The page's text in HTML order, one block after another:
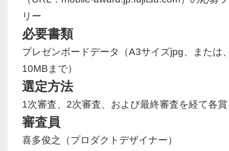
リー
必要書類
プレゼンボードデータ（A3サイズjpg、または
10MBまで）
選定方法
1次審査、2次審査、および最終審査を経て各
審査員
喜多俊之（プロダクトデザイナー）